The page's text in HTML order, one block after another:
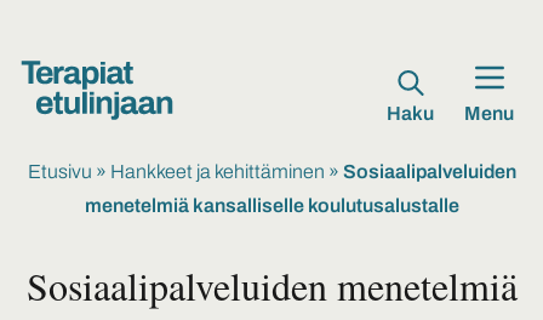
Haku Menu
Etusivu » Hankkeet ja kehittäminen » Sosiaalipalveluiden
menetelmiä kansalliselle koulutusalustalle
Sosiaalipalveluiden menetelmiä